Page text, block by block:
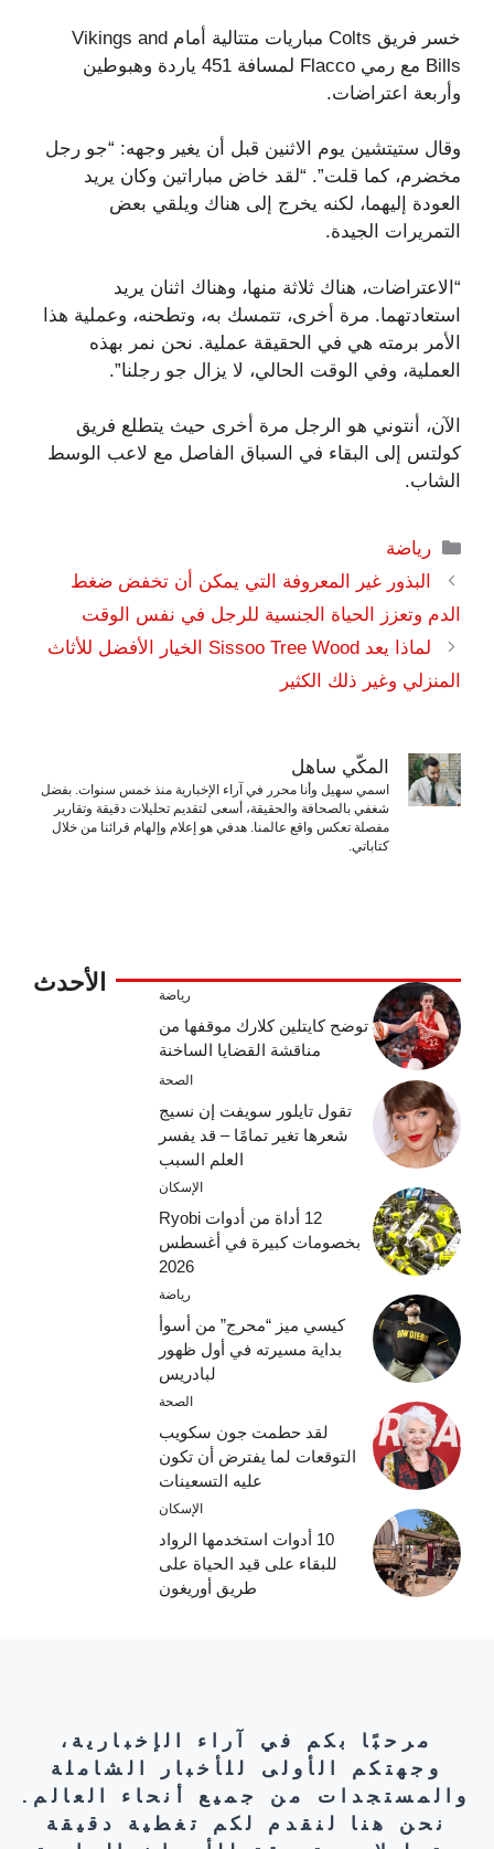
خسر فريق Colts مباريات متتالية أمام Vikings and
Bills مع رمي Flacco لمسافة 451 ياردة وهبوطين
وأربعة اعتراضات.
وقال ستيتشين يوم الاثنين قبل أن يغير وجهه: “جو رجل
مخضرم، كما قلت”. “لقد خاض مباراتين وكان يريد
العودة إليهما، لكنه يخرج إلى هناك ويلقي بعض
التمريرات الجيدة.
“الاعتراضات، هناك ثلاثة منها، وهناك اثنان يريد
استعادتهما. مرة أخرى، تتمسك به، وتطحنه، وعملية هذا
الأمر برمته هي في الحقيقة عملية. نحن نمر بهذه
العملية، وفي الوقت الحالي، لا يزال جو رجلنا”.
الآن، أنتوني هو الرجل مرة أخرى حيث يتطلع فريق
كولتس إلى البقاء في السباق الفاصل مع لاعب الوسط
الشاب.
التصنيفات
رياضة
البذور غير المعروفة التي يمكن أن تخفض ضغط
الدم وتعزز الحياة الجنسية للرجل في نفس الوقت
لماذا يعد Sissoo Tree Wood الخيار الأفضل للأثاث
المنزلي وغير ذلك الكثير
المكّي ساهل
اسمي سهيل وأنا محرر في آراء الإخبارية منذ خمس سنوات. بفضل
شغفي بالصحافة والحقيقة، أسعى لتقديم تحليلات دقيقة وتقارير
مفصلة تعكس واقع عالمنا. هدفي هو إعلام وإلهام قرائنا من خلال
كتاباتي.
الأحدث رياضة
توضح كايتلين كلارك موقفها من
مناقشة القضايا الساخنة
الصحة
تقول تايلور سويفت إن نسيج
شعرها تغير تمامًا – قد يفسر
العلم السبب
الإسكان
12 أداة من أدوات Ryobi
بخصومات كبيرة في أغسطس
2026
رياضة
كيسي ميز “محرج” من أسوأ
بداية مسيرته في أول ظهور
لبادريس
الصحة
لقد حطمت جون سكويب
التوقعات لما يفترض أن تكون
عليه التسعينات
الإسكان
10 أدوات استخدمها الرواد
للبقاء على قيد الحياة على
طريق أوريغون
مرحبًا بكم في آراء الإخبارية،
وجهتكم الأولى للأخبار الشاملة
والمستجدات من جميع أنحاء العالم.
نحن هنا لنقدم لكم تغطية دقيقة